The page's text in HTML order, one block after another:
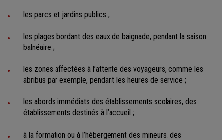
les parcs et jardins publics ;
les plages bordant des eaux de baignade, pendant la saison
balnéaire ;
les zones affectées à l’attente des voyageurs, comme les
abribus par exemple, pendant les heures de service ;
les abords immédiats des établissements scolaires, des
établissements destinés à l’accueil ;
à la formation ou à l’hébergement des mineurs, des